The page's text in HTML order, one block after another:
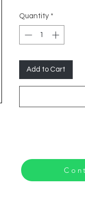
Quantity *
Add to Cart